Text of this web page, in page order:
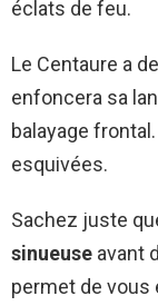
éclats de feu.
Le Centaure a
enfoncera sa
balayage
esquivées.
Sachez juste
sinueuse avant
permet de vous